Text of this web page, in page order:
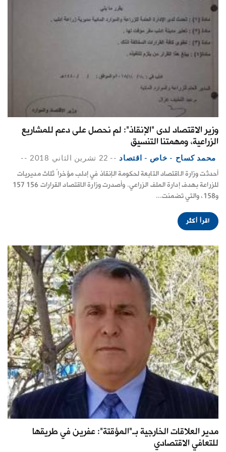
وزير الاقتصاد لدى "الإنقاذ": لم نحصل على دعم للمشاريع
الزراعية، ومهمتنا التنسيق
محمد كساح - خاص - اقتصاد -- 22 تشرين الثاني 2018 --
أحدثت وزارة الاقتصاد التابعة لحكومة الإنقاذ في إدلب مؤخراً ثلاث مديريات
للزراعة بهدف إدارة الملف الزراعي. وأصدرت وزارة الاقتصاد القرارات 156 157
و158، والتي تضمنت...
اقرأ أكثر
مدير العلاقات الخارجية بـ"المؤقتة": عفرين في طريقها
للتعافي الاقتصادي